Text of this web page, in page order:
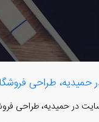
طراحی
حمیدیه، طراحی